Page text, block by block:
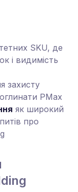
SKU, де
і видимість
захисту
PMax
як широкий
про